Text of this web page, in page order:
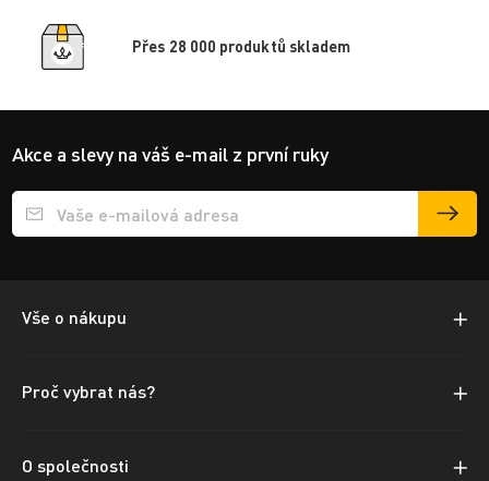
Přes 28 000 produktů skladem
Akce a slevy na váš e-mail z první ruky
Přihlášení e-mailu k odběru
Vše o nákupu
Proč vybrat nás?
O společnosti